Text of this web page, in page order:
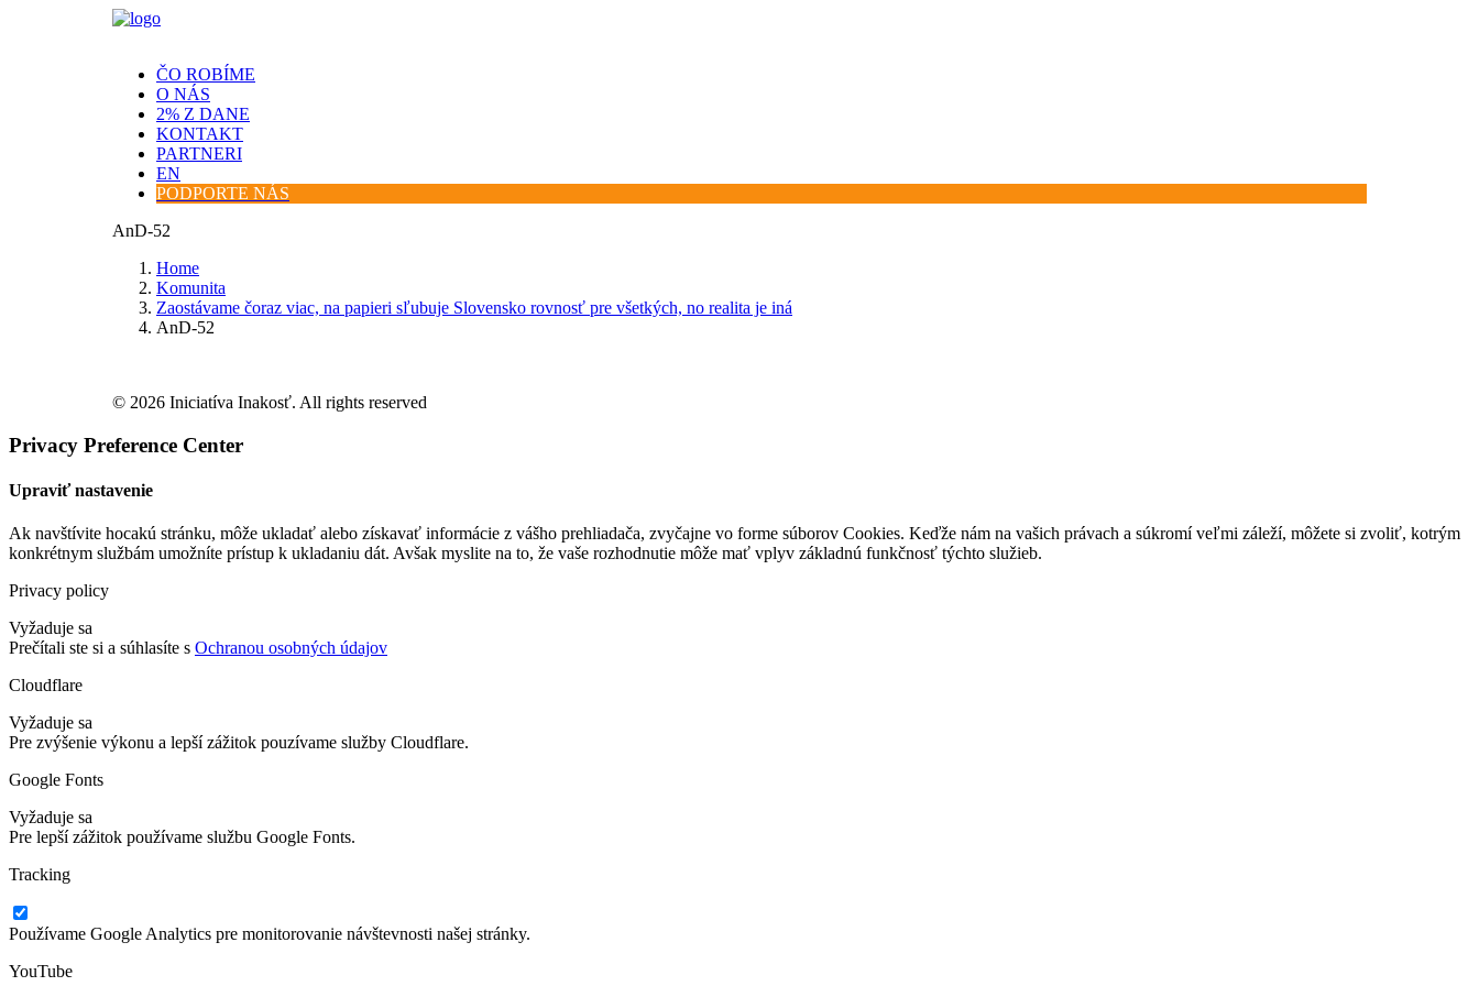
ČO ROBÍME
O NÁS
2% Z DANE
KONTAKT
PARTNERI
EN
PODPORTE NÁS
AnD-52
Home
Komunita
Zaostávame čoraz viac, na papieri sľubuje Slovensko rovnosť pre všetkých, no realita je iná
AnD-52
© 2026 Iniciatíva Inakosť. All rights reserved
Privacy Preference Center
Upraviť nastavenie
Ak navštívite hocakú stránku, môže ukladať alebo získavať informácie z vášho prehliadača, zvyčajne vo forme súborov Cookies. Keďže nám na vašich právach a súkromí veľmi záleží, môžete si zvoliť, kotrým
konkrétnym službám umožníte prístup k ukladaniu dát. Avšak myslite na to, že vaše rozhodnutie môže mať vplyv základnú funkčnosť týchto služieb.
Privacy policy
Vyžaduje sa
Prečítali ste si a súhlasíte s Ochranou osobných údajov
Cloudflare
Vyžaduje sa
Pre zvýšenie výkonu a lepší zážitok pouzívame služby Cloudflare.
Google Fonts
Vyžaduje sa
Pre lepší zážitok používame službu Google Fonts.
Tracking
Používame Google Analytics pre monitorovanie návštevnosti našej stránky.
YouTube